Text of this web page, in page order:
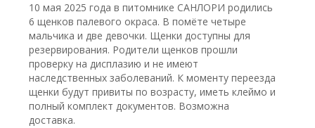
10 мая 2025 года в питомнике САНЛОРИ родились
6 щенков палевого окраса. В помёте четыре
мальчика и две девочки. Щенки доступны для
резервирования. Родители щенков прошли
проверку на дисплазию и не имеют
наследственных заболеваний. К моменту переезда
щенки будут привиты по возрасту, иметь клеймо и
полный комплект документов. Возможна
доставка.